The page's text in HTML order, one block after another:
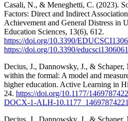
Casali, N., & Meneghetti, C. (2023).
Factors: Direct and Indirect
Achievement and General Distress in
Education Sciences, 13(6), 612.
https://doi.org/10.3390/
https://doi.org/10.3390/
Decius, J., Dannowsky, J., & Schaper,
within the formal: A model and
higher education. Active Learning in
24. https://doi.org/10.1177/
DOCX-1-ALH-